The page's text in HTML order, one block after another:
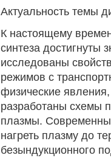
Актуальность темы
К настоящему
синтеза достигнуты
исследованы
режимов с
физические
разработаны схемы
плазмы.
нагреть плазму до
безындукционного